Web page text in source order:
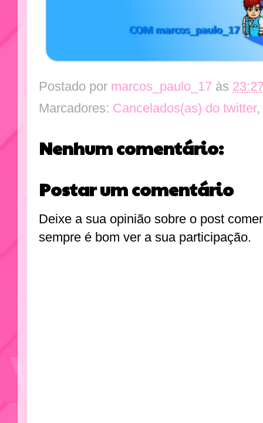
Postado por marcos_paulo_17 às
Marcadores: Cancelados(as) do twitter,
Nenhum comentário:
Postar um comentário
Deixe a sua opinião sobre o post
sempre é bom ver a sua participação.